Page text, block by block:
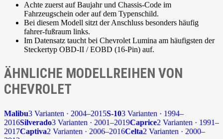
Achte zuerst auf Baujahr und Chassis-Code im
Fahrzeugschein oder auf dem Typenschild.
Bei diesem Modell sitzt der Anschluss besonders häufig
fahrer-fußraum links.
Im Datensatz taucht bei Chevrolet Lumina am häufigsten der
Steckertyp OBD-II / EOBD (16-Pin) auf.
ÄHNLICHE MODELLREIHEN VON
CHEVROLET
Malibu3 Varianten · 2004–2015S-103 Varianten · 1994–
2016Silverado3 Varianten · 2001–2019Caprice2 Varianten · 1991–
2017Captiva2 Varianten · 2006–2016Celta2 Varianten · 2000–